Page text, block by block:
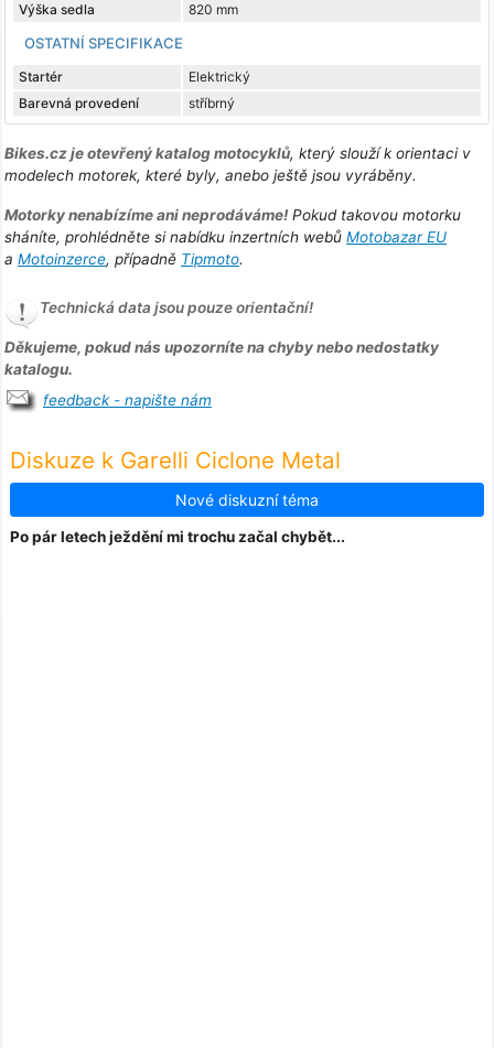
Výška sedla
820 mm
OSTATNÍ SPECIFIKACE
Startér
Elektrický
Barevná provedení
stříbrný
Bikes.cz je otevřený katalog motocyklů, který slouží k orientaci v
modelech motorek, které byly, anebo ještě jsou vyráběny.
Motorky nenabízíme ani neprodáváme!Pokud takovou motorku
sháníte, prohlédněte si nabídku inzertních webů Motobazar EU
a Motoinzerce, případně Tipmoto.
Technická data jsou pouze orientační!
Děkujeme, pokud nás upozorníte na chyby nebo nedostatky
katalogu.
feedback - napište nám
Diskuze k Garelli Ciclone Metal
Nové diskuzní téma
Po pár letech ježdění mi trochu začal chybět...